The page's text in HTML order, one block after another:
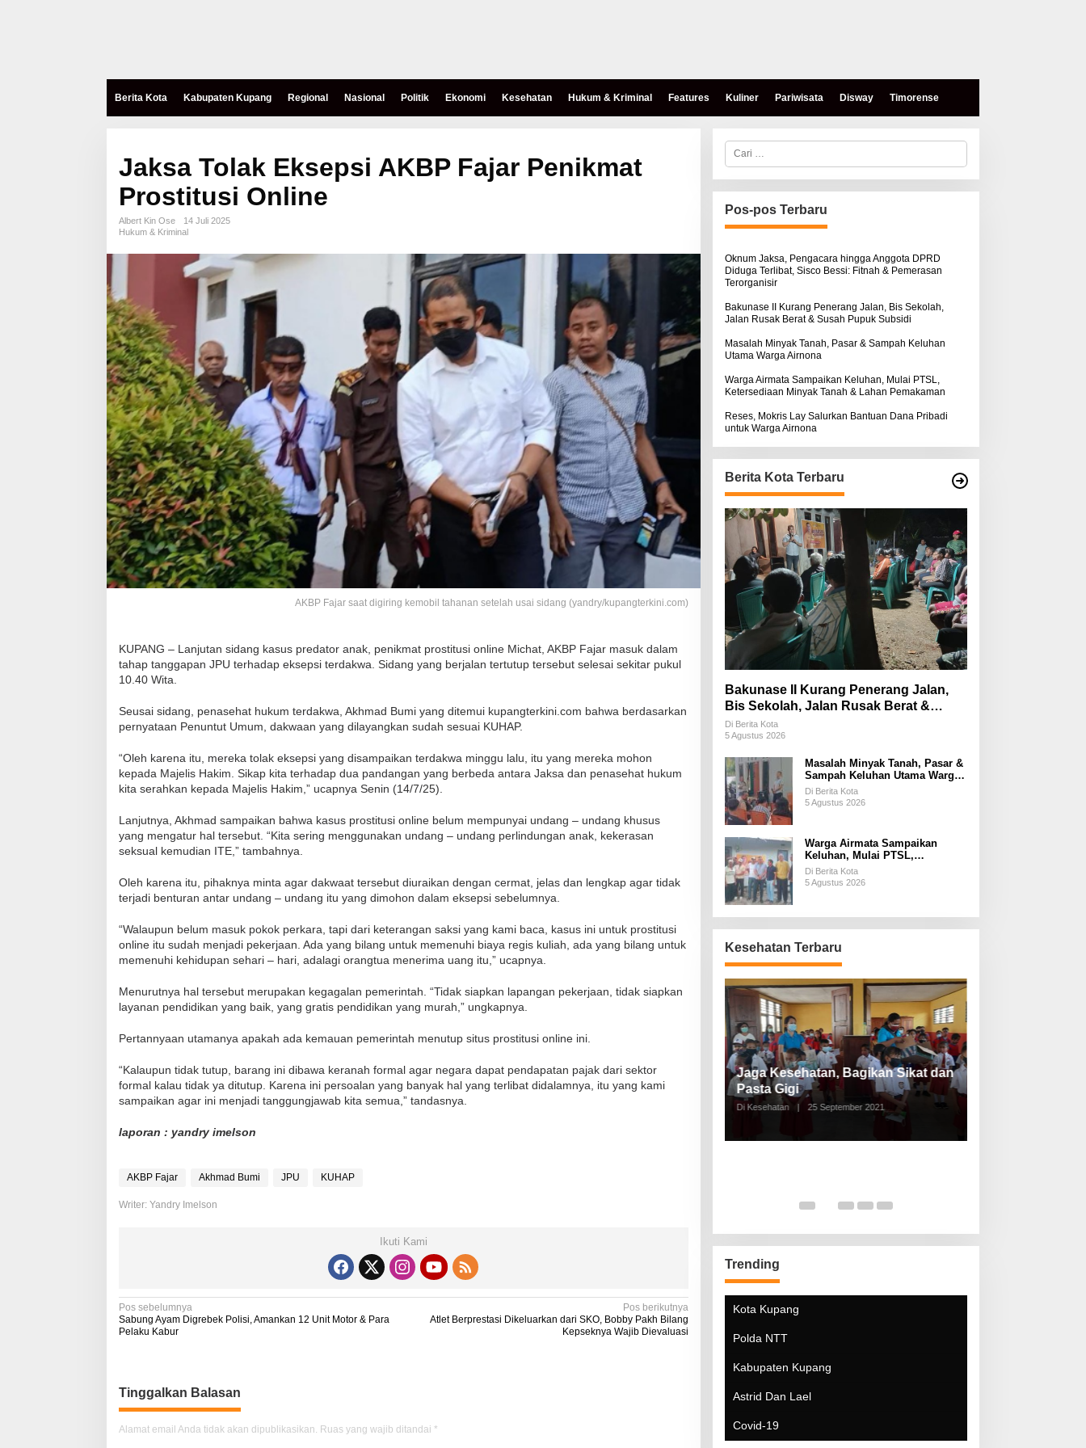
Berita Kota Kabupaten Kupang Regional Nasional Politik Ekonomi Kesehatan Hukum & Kriminal Features Kuliner Pariwisata Disway Timorense
Jaksa Tolak Eksepsi AKBP Fajar Penikmat
Prostitusi Online
Albert Kin Ose
14 Juli 2025
Hukum & Kriminal
AKBP Fajar saat digiring kemobil tahanan setelah usai sidang (yandry/kupangterkini.com)
KUPANG – Lanjutan sidang kasus predator anak, penikmat prostitusi online Michat, AKBP Fajar masuk dalam
tahap tanggapan JPU terhadap eksepsi terdakwa. Sidang yang berjalan tertutup tersebut selesai sekitar pukul
10.40 Wita.
Seusai sidang, penasehat hukum terdakwa, Akhmad Bumi yang ditemui kupangterkini.com bahwa berdasarkan
pernyataan Penuntut Umum, dakwaan yang dilayangkan sudah sesuai KUHAP.
“Oleh karena itu, mereka tolak eksepsi yang disampaikan terdakwa minggu lalu, itu yang mereka mohon
kepada Majelis Hakim. Sikap kita terhadap dua pandangan yang berbeda antara Jaksa dan penasehat hukum
kita serahkan kepada Majelis Hakim,” ucapnya Senin (14/7/25).
Lanjutnya, Akhmad sampaikan bahwa kasus prostitusi online belum mempunyai undang – undang khusus
yang mengatur hal tersebut. “Kita sering menggunakan undang – undang perlindungan anak, kekerasan
seksual kemudian ITE,” tambahnya.
Oleh karena itu, pihaknya minta agar dakwaat tersebut diuraikan dengan cermat, jelas dan lengkap agar tidak
terjadi benturan antar undang – undang itu yang dimohon dalam eksepsi sebelumnya.
“Walaupun belum masuk pokok perkara, tapi dari keterangan saksi yang kami baca, kasus ini untuk prostitusi
online itu sudah menjadi pekerjaan. Ada yang bilang untuk memenuhi biaya regis kuliah, ada yang bilang untuk
memenuhi kehidupan sehari – hari, adalagi orangtua menerima uang itu,” ucapnya.
Menurutnya hal tersebut merupakan kegagalan pemerintah. “Tidak siapkan lapangan pekerjaan, tidak siapkan
layanan pendidikan yang baik, yang gratis pendidikan yang murah,” ungkapnya.
Pertannyaan utamanya apakah ada kemauan pemerintah menutup situs prostitusi online ini.
“Kalaupun tidak tutup, barang ini dibawa keranah formal agar negara dapat pendapatan pajak dari sektor
formal kalau tidak ya ditutup. Karena ini persoalan yang banyak hal yang terlibat didalamnya, itu yang kami
sampaikan agar ini menjadi tanggungjawab kita semua,” tandasnya.
laporan : yandry imelson
AKBP Fajar Akhmad Bumi JPU KUHAP
Writer: Yandry Imelson
Ikuti Kami
N
a
g
a
Pos sebelumnya
Sabung Ayam Digrebek Polisi, Amankan 12 Unit Motor & Para
Pelaku Kabur
Pos berikutnya
Atlet Berprestasi Dikeluarkan dari SKO, Bobby Pakh Bilang
Kepseknya Wajib Dievaluasi
Tinggalkan Balasan
Alamat email Anda tidak akan dipublikasikan. Ruas yang wajib ditandai *
C
r
i
u
n
u
:
Pos-pos Terbaru
Oknum Jaksa, Pengacara hingga Anggota DPRD
Diduga Terlibat, Sisco Bessi: Fitnah & Pemerasan
Terorganisir
Bakunase II Kurang Penerang Jalan, Bis Sekolah,
Jalan Rusak Berat & Susah Pupuk Subsidi
Masalah Minyak Tanah, Pasar & Sampah Keluhan
Utama Warga Airnona
Warga Airmata Sampaikan Keluhan, Mulai PTSL,
Ketersediaan Minyak Tanah & Lahan Pemakaman
Reses, Mokris Lay Salurkan Bantuan Dana Pribadi
untuk Warga Airnona
Berita Kota Terbaru
Bakunase II Kurang Penerang Jalan,
Bis Sekolah, Jalan Rusak Berat &
Susah Pupuk Subsidi
Di Berita Kota
5 Agustus 2026
Masalah Minyak Tanah, Pasar &
Sampah Keluhan Utama Warga
Airnona
Di Berita Kota
5 Agustus 2026
Warga Airmata Sampaikan
Keluhan, Mulai PTSL,
Ketersediaan Minyak Tanah &
Lahan Pemakaman
Di Berita Kota
5 Agustus 2026
Kesehatan Terbaru
RSUD Naibonat Musnahkan Obat
Kadaluarsa
Jaga Kesehatan, Bagikan Sikat dan
Pasta Gigi
Di Kesehatan | 25 September 2021
Polda NTT
Kabupaten Kupang
Astrid Dan Lael
Covid-19